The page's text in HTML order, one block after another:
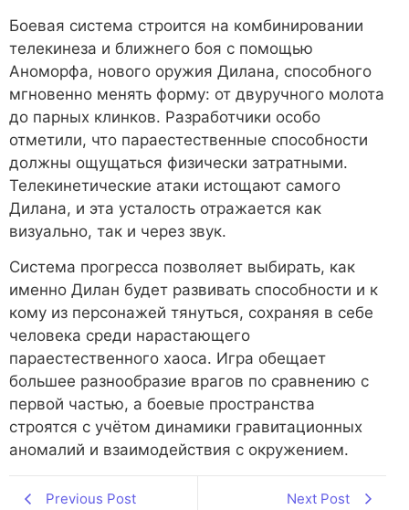
Боевая система строится на комбинировании
телекинеза и ближнего боя с помощью
Аноморфа, нового оружия Дилана, способного
мгновенно менять форму: от двуручного молота
до парных клинков. Разработчики особо
отметили, что параестественные способности
должны ощущаться физически затратными.
Телекинетические атаки истощают самого
Дилана, и эта усталость отражается как
визуально, так и через звук.
Система прогресса позволяет выбирать, как
именно Дилан будет развивать способности и к
кому из персонажей тянуться, сохраняя в себе
человека среди нарастающего
параестественного хаоса. Игра обещает
большее разнообразие врагов по сравнению с
первой частью, а боевые пространства
строятся с учётом динамики гравитационных
аномалий и взаимодействия с окружением.
Previous Post Next Post